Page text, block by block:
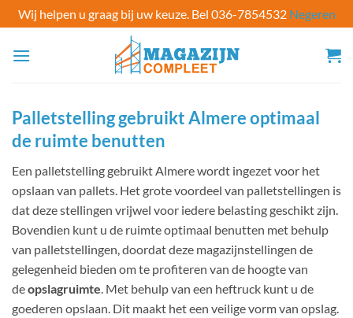
Wij helpen u graag bij uw keuze. Bel 036-7854532 Negeren
naar
Palletstelling​ gebruikt Almere optimaal
de ruimte benutten
Een palletstelling gebruikt Almere wordt ingezet voor het
opslaan van pallets. Het grote voordeel van palletstellingen is
dat deze stellingen vrijwel voor iedere belasting geschikt zijn.
Bovendien kunt u de ruimte optimaal benutten met behulp
van palletstellingen, doordat deze magazijnstellingen de
gelegenheid bieden om te profiteren van de hoogte van
deopslagruimte. Met behulp van een heftruck kunt u de
goederen opslaan. Dit maakt het een veilige vorm van opslag.